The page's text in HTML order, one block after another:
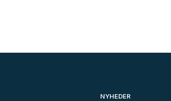
NYHEDER